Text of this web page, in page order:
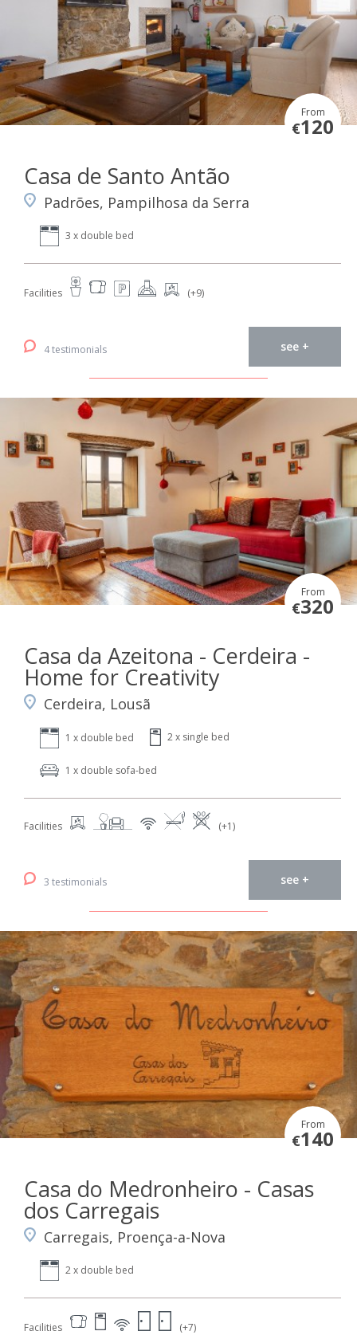
From
€120
Casa de Santo Antão
Padrões, Pampilhosa da Serra
3 x double bed
Facilities (+9)
4 testimonials see +
From
€320
Casa da Azeitona - Cerdeira -
Home for Creativity
Cerdeira, Lousã
1 x double bed 2 x single bed
1 x double sofa-bed
Facilities (+1)
3 testimonials see +
From
€140
Casa do Medronheiro - Casas
dos Carregais
Carregais, Proença-a-Nova
2 x double bed
Facilities (+7)